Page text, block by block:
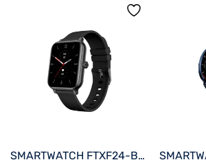
SMARTWATCH FTXF24-BB 50MM NEGRO ANDROID/IOS/BT/FREC. CARD